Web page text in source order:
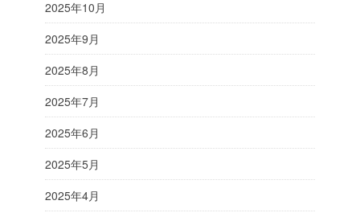
2025年10月
2025年9月
2025年8月
2025年7月
2025年6月
2025年5月
2025年4月